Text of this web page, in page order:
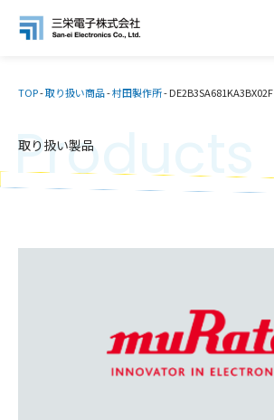
TOP-取り扱い商品-村田製作所-DE2B3SA681KA3BX02F
取り扱い製品
Products